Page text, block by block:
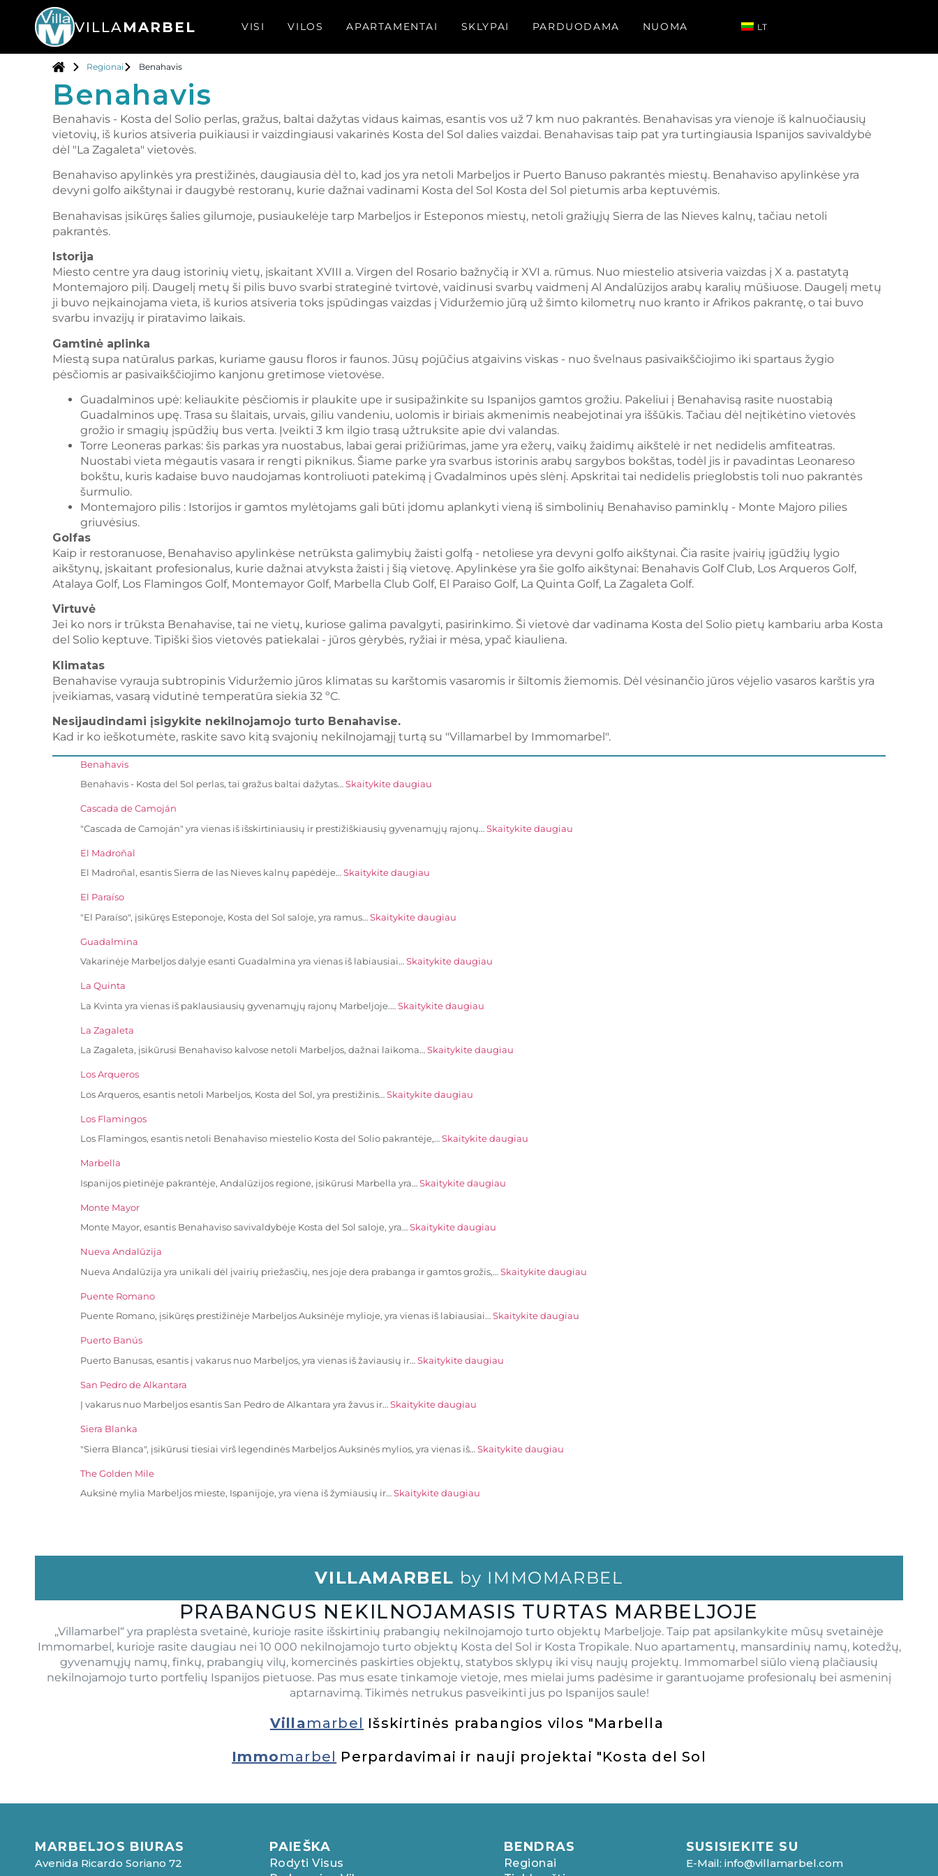
VILLA MARBEL VISI VILOS APARTAMENTAI SKLYPAI PARDUODAMA NUOMA LT
Regionai Benahavis
Benahavis
Benahavis - Kosta del Solio perlas, gražus, baltai dažytas vidaus kaimas, esantis vos už 7 km nuo pakrantės. Benahavisas yra vienoje iš kalnuočiausių
vietovių, iš kurios atsiveria puikiausi ir vaizdingiausi vakarinės Kosta del Sol dalies vaizdai. Benahavisas taip pat yra turtingiausia Ispanijos savivaldybė
dėl "La Zagaleta" vietovės.
Benahaviso apylinkės yra prestižinės, daugiausia dėl to, kad jos yra netoli Marbeljos ir Puerto Banuso pakrantės miestų. Benahaviso apylinkėse yra
devyni golfo aikštynai ir daugybė restoranų, kurie dažnai vadinami Kosta del Sol Kosta del Sol pietumis arba keptuvėmis.
Benahavisas įsikūręs šalies gilumoje, pusiaukelėje tarp Marbeljos ir Esteponos miestų, netoli gražiųjų Sierra de las Nieves kalnų, tačiau netoli
pakrantės.
Istorija
Miesto centre yra daug istorinių vietų, įskaitant XVIII a. Virgen del Rosario bažnyčią ir XVI a. rūmus. Nuo miestelio atsiveria vaizdas į X a. pastatytą
Montemajoro pilį. Daugelį metų ši pilis buvo svarbi strateginė tvirtovė, vaidinusi svarbų vaidmenį Al Andalūzijos arabų karalių mūšiuose. Daugelį metų
ji buvo neįkainojama vieta, iš kurios atsiveria toks įspūdingas vaizdas į Viduržemio jūrą už šimto kilometrų nuo kranto ir Afrikos pakrantę, o tai buvo
svarbu invazijų ir piratavimo laikais.
Gamtinė aplinka
Miestą supa natūralus parkas, kuriame gausu floros ir faunos. Jūsų pojūčius atgaivins viskas - nuo švelnaus pasivaikščiojimo iki spartaus žygio
pėsčiomis ar pasivaikščiojimo kanjonu gretimose vietovėse.
Guadalminos upė: keliaukite pėsčiomis ir plaukite upe ir susipažinkite su Ispanijos gamtos grožiu. Pakeliui į Benahavisą rasite nuostabią
Guadalminos upę. Trasa su šlaitais, urvais, giliu vandeniu, uolomis ir biriais akmenimis neabejotinai yra iššūkis. Tačiau dėl neįtikėtino vietovės
grožio ir smagių įspūdžių bus verta. Įveikti 3 km ilgio trasą užtruksite apie dvi valandas.
Torre Leoneras parkas: šis parkas yra nuostabus, labai gerai prižiūrimas, jame yra ežerų, vaikų žaidimų aikštelė ir net nedidelis amfiteatras.
Nuostabi vieta mėgautis vasara ir rengti piknikus. Šiame parke yra svarbus istorinis arabų sargybos bokštas, todėl jis ir pavadintas Leonareso
bokštu, kuris kadaise buvo naudojamas kontroliuoti patekimą į Gvadalminos upės slėnį. Apskritai tai nedidelis prieglobstis toli nuo pakrantės
šurmulio.
Montemajoro pilis : Istorijos ir gamtos mylėtojams gali būti įdomu aplankyti vieną iš simbolinių Benahaviso paminklų - Monte Majoro pilies
griuvėsius.
Golfas
Kaip ir restoranuose, Benahaviso apylinkėse netrūksta galimybių žaisti golfą - netoliese yra devyni golfo aikštynai. Čia rasite įvairių įgūdžių lygio
aikštynų, įskaitant profesionalus, kurie dažnai atvyksta žaisti į šią vietovę. Apylinkėse yra šie golfo aikštynai: Benahavis Golf Club, Los Arqueros Golf,
Atalaya Golf, Los Flamingos Golf, Montemayor Golf, Marbella Club Golf, El Paraiso Golf, La Quinta Golf, La Zagaleta Golf.
Virtuvė
Jei ko nors ir trūksta Benahavise, tai ne vietų, kuriose galima pavalgyti, pasirinkimo. Ši vietovė dar vadinama Kosta del Solio pietų kambariu arba Kosta
del Solio keptuve. Tipiški šios vietovės patiekalai - jūros gėrybės, ryžiai ir mėsa, ypač kiauliena.
Klimatas
Benahavise vyrauja subtropinis Viduržemio jūros klimatas su karštomis vasaromis ir šiltomis žiemomis. Dėl vėsinančio jūros vėjelio vasaros karštis yra
įveikiamas, vasarą vidutinė temperatūra siekia 32 ºC.
Nesijaudindami įsigykite nekilnojamojo turto Benahavise.
Kad ir ko ieškotumėte, raskite savo kitą svajonių nekilnojamąjį turtą su "Villamarbel by Immomarbel".
Benahavis
Benahavis - Kosta del Sol perlas, tai gražus baltai dažytas… Skaitykite daugiau
Cascada de Camoján
"Cascada de Camoján" yra vienas iš išskirtiniausių ir prestižiškiausių gyvenamųjų rajonų… Skaitykite daugiau
El Madroñal
El Madroñal, esantis Sierra de las Nieves kalnų papėdėje… Skaitykite daugiau
El Paraíso
"El Paraíso", įsikūręs Esteponoje, Kosta del Sol saloje, yra ramus… Skaitykite daugiau
Guadalmina
Vakarinėje Marbeljos dalyje esanti Guadalmina yra vienas iš labiausiai… Skaitykite daugiau
La Quinta
La Kvinta yra vienas iš paklausiausių gyvenamųjų rajonų Marbeljoje.… Skaitykite daugiau
La Zagaleta
La Zagaleta, įsikūrusi Benahaviso kalvose netoli Marbeljos, dažnai laikoma… Skaitykite daugiau
Los Arqueros
Los Arqueros, esantis netoli Marbeljos, Kosta del Sol, yra prestižinis… Skaitykite daugiau
Los Flamingos
Los Flamingos, esantis netoli Benahaviso miestelio Kosta del Solio pakrantėje,… Skaitykite daugiau
Marbella
Ispanijos pietinėje pakrantėje, Andalūzijos regione, įsikūrusi Marbella yra… Skaitykite daugiau
Monte Mayor
Monte Mayor, esantis Benahaviso savivaldybėje Kosta del Sol saloje, yra… Skaitykite daugiau
Nueva Andalūzija
Nueva Andalūzija yra unikali dėl įvairių priežasčių, nes joje dera prabanga ir gamtos grožis,… Skaitykite daugiau
Puente Romano
Puente Romano, įsikūręs prestižinėje Marbeljos Auksinėje mylioje, yra vienas iš labiausiai… Skaitykite daugiau
Puerto Banús
Puerto Banusas, esantis į vakarus nuo Marbeljos, yra vienas iš žaviausių ir… Skaitykite daugiau
San Pedro de Alkantara
Į vakarus nuo Marbeljos esantis San Pedro de Alkantara yra žavus ir… Skaitykite daugiau
Siera Blanka
"Sierra Blanca", įsikūrusi tiesiai virš legendinės Marbeljos Auksinės mylios, yra vienas iš… Skaitykite daugiau
The Golden Mile
Auksinė mylia Marbeljos mieste, Ispanijoje, yra viena iš žymiausių ir… Skaitykite daugiau
VILLAMARBEL by IMMOMARBEL
PRABANGUS NEKILNOJAMASIS TURTAS MARBELJOJE
„Villamarbel“ yra praplėsta svetainė, kurioje rasite išskirtinių prabangių nekilnojamojo turto objektų Marbeljoje. Taip pat apsilankykite mūsų svetainėje
Immomarbel, kurioje rasite daugiau nei 10 000 nekilnojamojo turto objektų Kosta del Sol ir Kosta Tropikale. Nuo apartamentų, mansardinių namų, kotedžų,
gyvenamųjų namų, finkų, prabangių vilų, komercinės paskirties objektų, statybos sklypų iki visų naujų projektų. Immomarbel siūlo vieną plačiausių
nekilnojamojo turto portfelių Ispanijos pietuose. Pas mus esate tinkamoje vietoje, mes mielai jums padėsime ir garantuojame profesionalų bei asmeninį
aptarnavimą. Tikimės netrukus pasveikinti jus po Ispanijos saule!
Villamarbel Išskirtinės prabangios vilos "Marbella
Immomarbel Perpardavimai ir nauji projektai "Kosta del Sol
MARBELJOS BIURAS
Avenida Ricardo Soriano 72
PAIEŠKA
Rodyti Visus
BENDRAS
Regionai
SUSISIEKITE SU
E-Mail: info@villamarbel.com